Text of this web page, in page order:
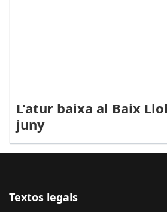
L'atur baixa al Baix
juny
Textos legals